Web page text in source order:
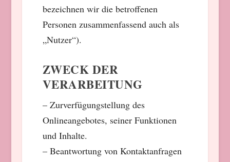
bezeichnen wir die betroffenen
Personen zusammenfassend auch als
„Nutzer“).
ZWECK DER
VERARBEITUNG
– Zurverfügungstellung des
Onlineangebotes, seiner Funktionen
und Inhalte.
– Beantwortung von Kontaktanfragen